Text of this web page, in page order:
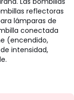
reflectoras
lámparas de
conectada
(encendido,
intensidad,